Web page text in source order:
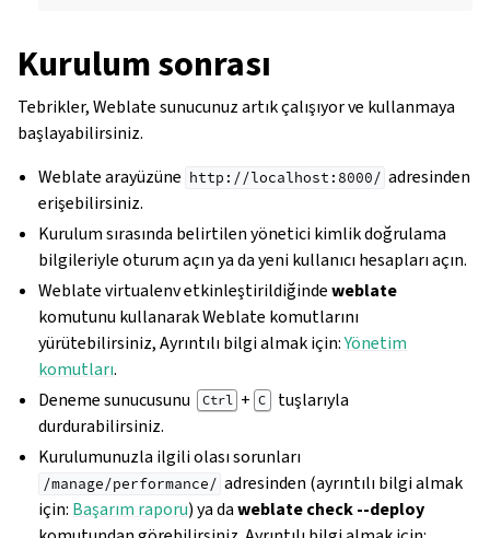
Kurulum sonrası
Tebrikler, Weblate sunucunuz artık çalışıyor ve kullanmaya
başlayabilirsiniz.
Weblate arayüzüne http://localhost:8000/ adresinden
erişebilirsiniz.
Kurulum sırasında belirtilen yönetici kimlik doğrulama
bilgileriyle oturum açın ya da yeni kullanıcı hesapları açın.
Weblate virtualenv etkinleştirildiğindeweblate
komutunu kullanarak Weblate komutlarını
yürütebilirsiniz, Ayrıntılı bilgi almak için:Yönetim
komutları.
Deneme sunucusunu
Ctrl + C
tuşlarıyla
durdurabilirsiniz.
Kurulumunuzla ilgili olası sorunları
/manage/performance/ adresinden (ayrıntılı bilgi almak
için: Başarım raporu) ya daweblate check --deploy